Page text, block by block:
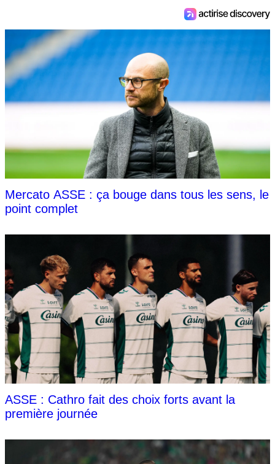
Mercato ASSE : ça bouge dans tous les sens, le
point complet
ASSE : Cathro fait des choix forts avant la
première journée